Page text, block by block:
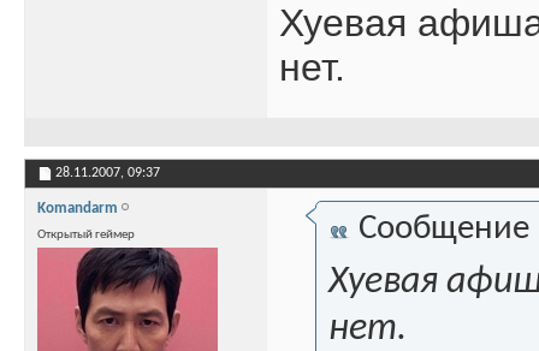
Хуевая
нет.
28.11.2007, 09:37
Komandarm
Открытый геймер Сообщение
Хуевая
нет.